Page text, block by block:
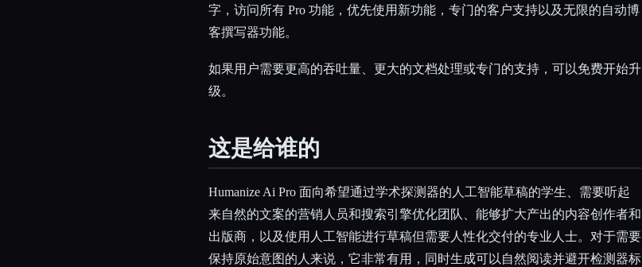
字，访问所有 Pro 功能，优先使用新功能，专门的客户支持以及无限的自动博
客撰写器功能。
如果用户需要更高的吞吐量、更大的文档处理或专门的支持，可以免费开始升
级。
这是给谁的
Humanize Ai Pro 面向希望通过学术探测器的人工智能草稿的学生、需要听起
来自然的文案的营销人员和搜索引擎优化团队、能够扩大产出的内容创作者和
出版商，以及使用人工智能进行草稿但需要人性化交付的专业人士。对于需要
保持原始意图的人来说，它非常有用，同时生成可以自然阅读并避开检测器标